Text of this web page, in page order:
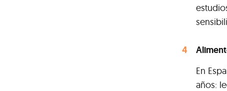
En
años: